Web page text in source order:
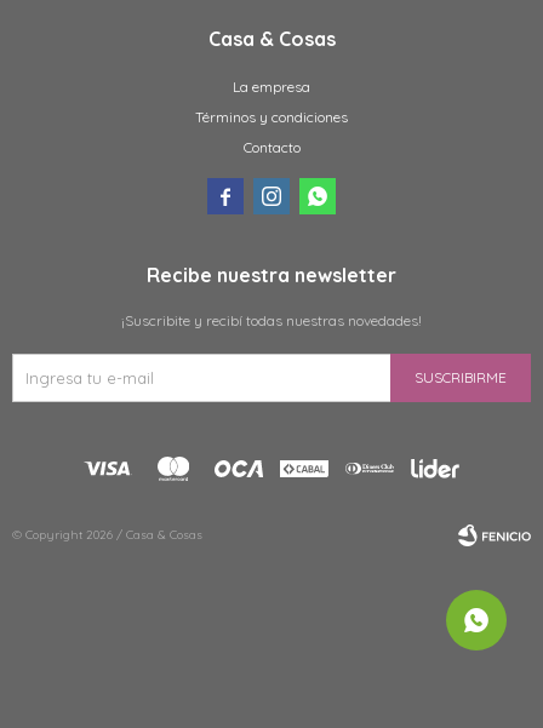
Casa & Cosas
La empresa
Términos y condiciones
Contacto
  
Recibe nuestra newsletter
¡Suscribite y recibí todas nuestras novedades!
SUSCRIBIRME
© Copyright 2026 / Casa & Cosas